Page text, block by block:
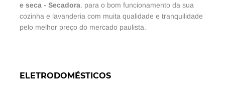
e seca - Secadora. para o bom funcionamento da sua
cozinha e lavanderia com muita qualidade e tranquilidade
pelo melhor preço do mercado paulista.
ELETRODOMÉSTICOS